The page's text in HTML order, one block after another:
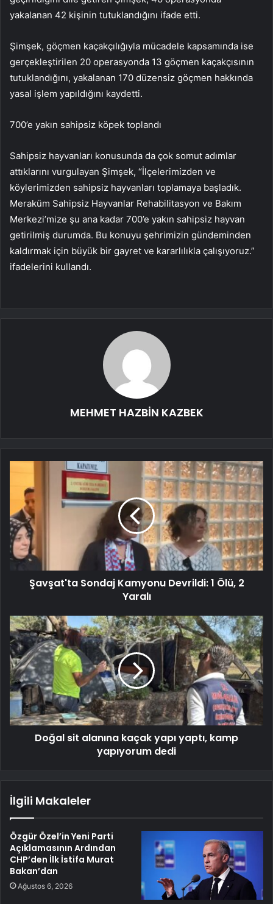
yakalanan 42 kişinin tutuklandığını ifade etti.
Şimşek, göçmen kaçakçılığıyla mücadele kapsamında ise
gerçekleştirilen 20 operasyonda 13 göçmen kaçakçısının
tutuklandığını, yakalanan 170 düzensiz göçmen hakkında
yasal işlem yapıldığını kaydetti.
700’e yakın sahipsiz köpek toplandı
Sahipsiz hayvanları konusunda da çok somut adımlar
attıklarını vurgulayan Şimşek, “İlçelerimizden ve
köylerimizden sahipsiz hayvanları toplamaya başladık.
Meraküm Sahipsiz Hayvanlar Rehabilitasyon ve Bakım
Merkezi’mize şu ana kadar 700’e yakın sahipsiz hayvan
getirilmiş durumda. Bu konuyu şehrimizin gündeminden
kaldırmak için büyük bir gayret ve kararlılıkla çalışıyoruz.”
ifadelerini kullandı.
MEHMET HAZBİN KAZBEK
Şavşat'ta Sondaj Kamyonu Devrildi: 1 Ölü, 2
Yaralı
Doğal sit alanına kaçak yapı yaptı, kamp
yapıyorum dedi
İlgili Makaleler
Özgür Özel’in Yeni Parti
Açıklamasının Ardından
CHP’den İlk İstifa Murat
Bakan’dan
Ağustos 6, 2026